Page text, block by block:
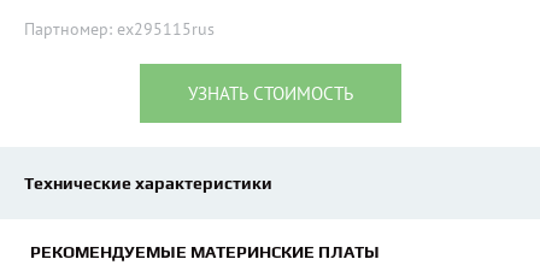
Партномер: ex295115rus
УЗНАТЬ СТОИМОСТЬ
Технические характеристики
РЕКОМЕНДУЕМЫЕ МАТЕРИНСКИЕ ПЛАТЫ